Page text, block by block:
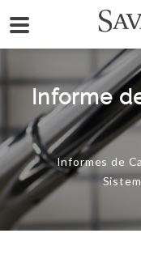
Informe
Informes de